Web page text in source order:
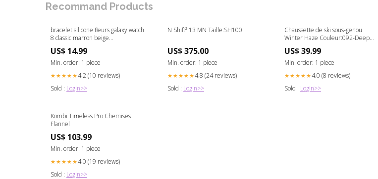
Recommand Products
bracelet silicone fleurs galaxy watch
8 classic marron beige
US$ 14.99
Min. order: 1 piece
★★★★★4.2 (10 reviews)
Sold : Login>>
N Shift² 13 MN Taille:SH100
US$ 375.00
Min. order: 1 piece
★★★★★4.8 (24 reviews)
Sold : Login>>
Chaussette de ski sous-genou
Winter Haze Couleur:092-Deep
US$ 39.99
Min. order: 1 piece
★★★★★4.0 (8 reviews)
Sold : Login>>
Kombi Timeless Pro Chemises
Flannel
US$ 103.99
Min. order: 1 piece
★★★★★4.0 (19 reviews)
Sold : Login>>